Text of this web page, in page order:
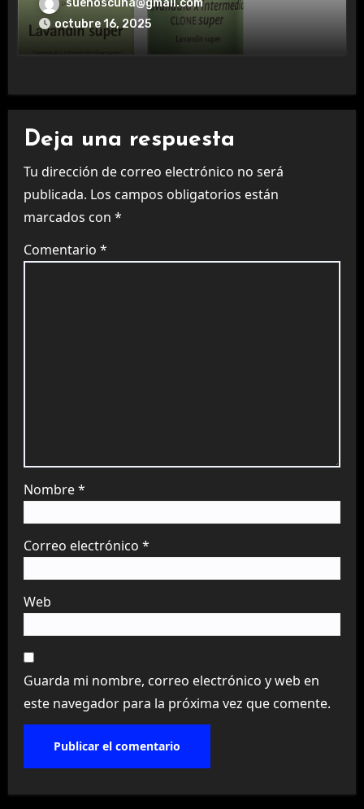
octubre 16, 2025
Deja una respuesta
Tu dirección de correo electrónico no será
publicada. Los campos obligatorios están
marcados con *
Comentario *
Nombre*
Correo electrónico *
Web
Guarda mi nombre, correo electrónico y web en
este navegador para la próxima vez que comente.